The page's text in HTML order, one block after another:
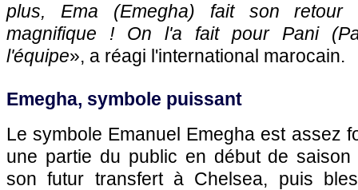
plus, Ema (Emegha) fait son
magnifique ! On l'a fait pour Pani
l'équipe», a réagi l'international marocain.
Emegha, symbole puissant
Le symbole Emanuel Emegha est assez
une partie du public en début de
son futur transfert à Chelsea, puis